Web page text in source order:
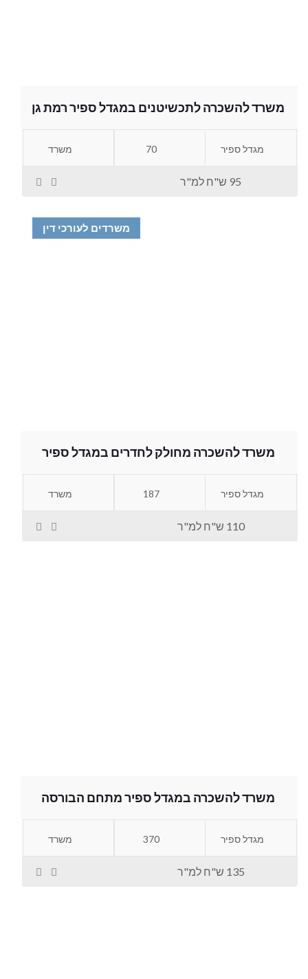
משרד להשכרה לתכשיטנים במגדל ספיר רמת גן
מגדל ספיר 70 משרד
95 ש"ח למ"ר
משרדים לעורכי דין
משרד להשכרה מחולק לחדרים במגדל ספיר
מגדל ספיר 187 משרד
110 ש"ח למ"ר
משרד להשכרה במגדל ספיר מתחם הבורסה
מגדל ספיר 370 משרד
135 ש"ח למ"ר